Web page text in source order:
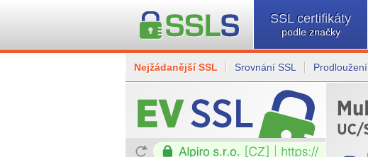
SSL certifikáty
podle značky
Nejžádanější SSL Srovnání SSL Prodloužení